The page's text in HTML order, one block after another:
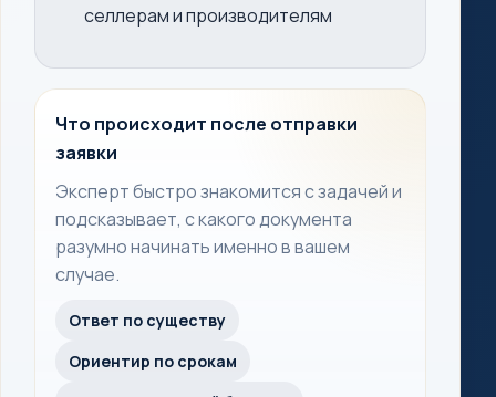
селлерам и производителям
Что происходит после отправки
заявки
Эксперт быстро знакомится с задачей и
подсказывает, с какого документа
разумно начинать именно в вашем
случае.
Ответ по существу
Ориентир по срокам